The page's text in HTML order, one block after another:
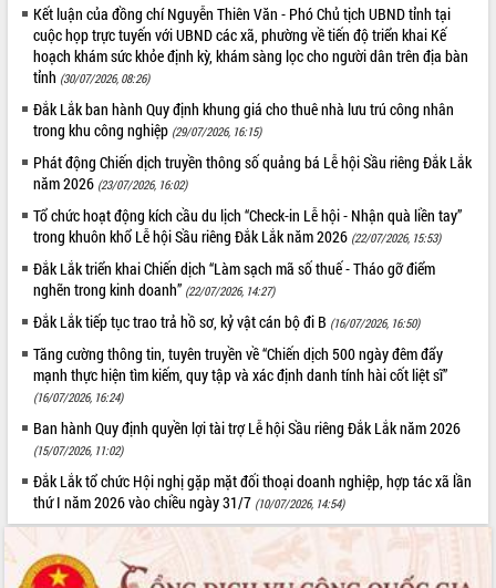
VIDEO
Không có file video nào để phát.
ALBUM ẢNH
LIÊN KẾT WEB
Kết luận của đồng chí Nguyễn Thiên Văn - Phó Chủ tịch UBND tỉnh tại
cuộc họp trực tuyến với UBND các xã, phường về tiến độ triển khai Kế
hoạch khám sức khỏe định kỳ, khám sàng lọc cho người dân trên địa bàn
tỉnh (30/07/2026, 08:26)
Đắk Lắk ban hành Quy định khung giá cho thuê nhà lưu trú công nhân
trong khu công nghiệp (29/07/2026, 16:15)
Phát động Chiến dịch truyền thông số quảng bá Lễ hội Sầu riêng Đắk Lắk
năm 2026 (23/07/2026, 16:02)
Tổ chức hoạt động kích cầu du lịch “Check-in Lễ hội - Nhận quà liền tay”
trong khuôn khổ Lễ hội Sầu riêng Đắk Lắk năm 2026 (22/07/2026, 15:53)
Đắk Lắk triển khai Chiến dịch “Làm sạch mã số thuế - Tháo gỡ điểm
nghẽn trong kinh doanh” (22/07/2026, 14:27)
Đắk Lắk tiếp tục trao trả hồ sơ, kỷ vật cán bộ đi B (16/07/2026, 16:50)
Tăng cường thông tin, tuyên truyền về “Chiến dịch 500 ngày đêm đẩy
mạnh thực hiện tìm kiếm, quy tập và xác định danh tính hài cốt liệt sĩ”
(16/07/2026, 16:24)
Ban hành Quy định quyền lợi tài trợ Lễ hội Sầu riêng Đắk Lắk năm 2026
(15/07/2026, 11:02)
Đắk Lắk tổ chức Hội nghị gặp mặt đối thoại doanh nghiệp, hợp tác xã lần
thứ I năm 2026 vào chiều ngày 31/7 (10/07/2026, 14:54)